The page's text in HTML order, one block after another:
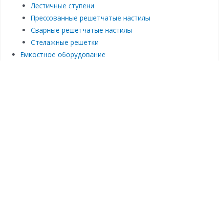
Лестичные ступени
Прессованные решетчатые настилы
Сварные решетчатые настилы
Стелажные решетки
Емкостное оборудование